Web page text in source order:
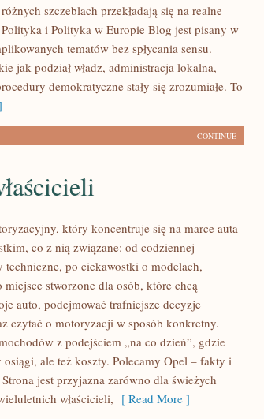
szczeblach przekładają się na realne
i Polityka w Europie Blog jest pisany w
tematów bez spłycania sensu.
jak podział władz, administracja lokalna,
demokratyczne stały się zrozumiałe. To
CONTINUE
który koncentruje się na marce auta
co z nią związane: od codziennej
techniczne, po ciekawostki o modelach,
stworzone dla osób, które chcą
auto, podejmować trafniejsze decyzje
czytać o motoryzacji w sposób konkretny.
z podejściem „na co dzień”, gdzie
ale też koszty. Polecamy Opel – fakty i
jest przyjazna zarówno dla świeżych
właścicieli, [ Read More ]